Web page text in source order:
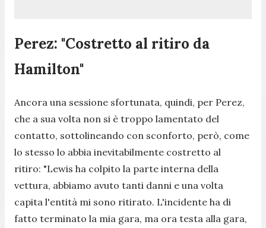
Perez: "Costretto al ritiro da
Hamilton"
Ancora una sessione sfortunata, quindi, per Perez,
che a sua volta non si è troppo lamentato del
contatto, sottolineando con sconforto, però, come
lo stesso lo abbia inevitabilmente costretto al
ritiro: "Lewis ha colpito la parte interna della
vettura, abbiamo avuto tanti danni e una volta
capita l'entità mi sono ritirato. L'incidente ha di
fatto terminato la mia gara, ma ora testa alla gara,